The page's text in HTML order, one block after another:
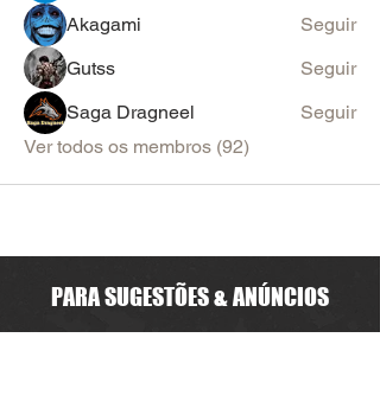
Akagami
Seguir
Gutss
Seguir
Saga Dragneel
Seguir
Ver todos os membros (92)
PARA SUGESTÕES & ANÚNCIOS